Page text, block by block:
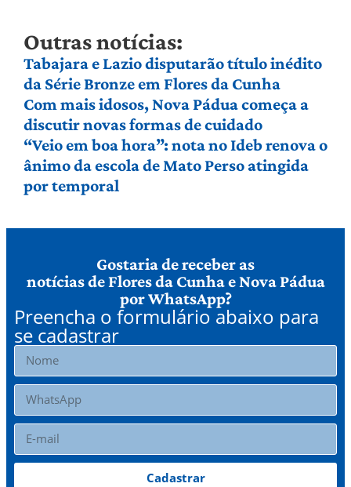
Outras notícias:
Tabajara e Lazio disputarão título inédito
da Série Bronze em Flores da Cunha
Com mais idosos, Nova Pádua começa a
discutir novas formas de cuidado
“Veio em boa hora”: nota no Ideb renova o
ânimo da escola de Mato Perso atingida
por temporal
Gostaria de receber as
notícias de Flores da Cunha e Nova Pádua
por WhatsApp?
Preencha o formulário abaixo para
se cadastrar
Cadastrar